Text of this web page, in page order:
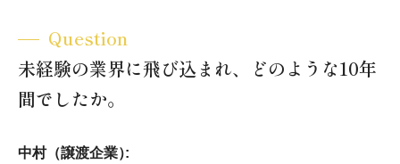
Question
未経験の業界に飛び込まれ、どのような10年
間でしたか。
中村（譲渡企業）